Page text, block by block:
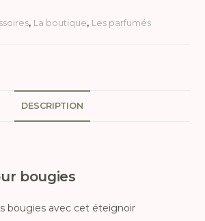
, La boutique, Les parfumés
DESCRIPTION
bougies
bougies avec cet éteignoir